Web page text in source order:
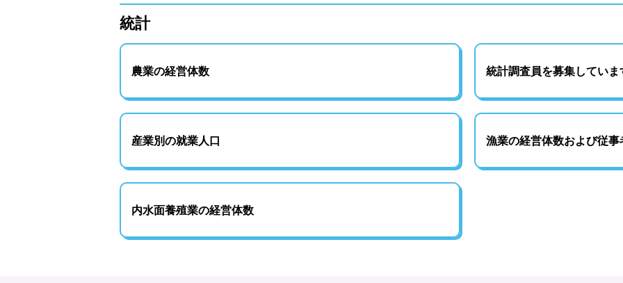
統計
農業の経営体数 統計調査員を募集していま
産業別の就業人口 漁業の経営体数および従事
内水面養殖業の経営体数